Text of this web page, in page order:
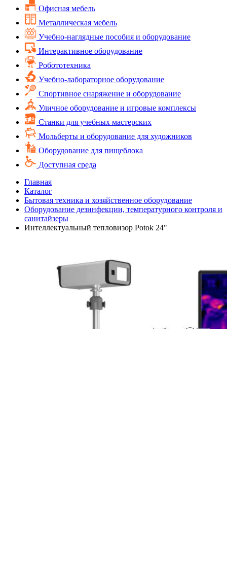
Офисная мебель
Металлическая мебель
Учебно-наглядные пособия и оборудование
Интерактивное оборудование
Робототехника
Учебно-лабораторное оборудование
Спортивное снаряжение и оборудование
Уличное оборудование и игровые комплексы
Cтанки для учебных мастерских
Мольберты и оборудование для художников
Оборудование для пищеблока
Доступная среда
Главная
Каталог
Бытовая техника и хозяйственное оборудование
Оборудование дезинфекции, температурного контроля и
санитайзеры
Интеллектуальный тепловизор Potok 24"